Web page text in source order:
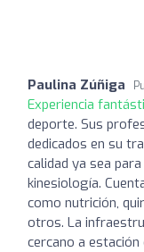
Paulina Zúñiga
Experiencia
deporte. Sus
dedicados en su
calidad ya sea
kinesiología.
como nutrición,
otros. La
cercano a